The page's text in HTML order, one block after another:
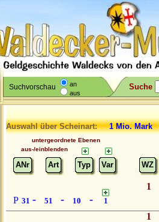
Suchvorschau
an
aus
Suche
Auswahl über Scheinart:1 Mio. Mark
untergeordnete Ebenen
aus-/einblenden
ANr Art Typ Var WZ
P 31 - 51 - 10 - 1
1
1